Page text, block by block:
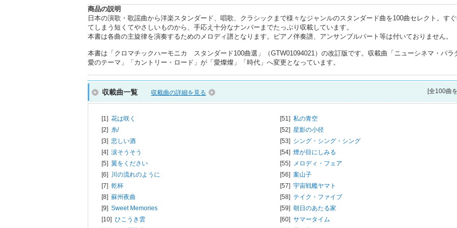
商品の説明
日本の演歌・歌謡曲から洋楽スタンダード、唱歌、クラシックまで様々なジャンルのスタンダード曲を100曲セレクト。す
てしまう短くてやさしいものから、手応え十分なナンバーまでたっぷり収載しています。
本書は各曲の主旋律を演奏するためのメロディ譜となります。ピアノ伴奏譜、アンサンブルパート等は付いておりません。
本書は「クロマチックハーモニカ スタンダード100曲選」（GTW01094021）の改訂版です。収載曲「ニューシネマ・パラ
愛のテーマ」「カントリー・ロード」が「愛燦燦」「時代」へ変更となっています。
収載曲一覧 収載曲の詳細を見る [全100曲
[1] 花は咲く
[2] 糸/
[3] 悲しい酒
[4] 涙そうそう
[5] 翼をください
[6] 川の流れのように
[7] 乾杯
[8] 蘇州夜曲
[9] Sweet Memories
[10] ひこうき雲
[51] 私の青空
[52] 星影の小径
[53] シング・シング・シング
[54] 煙が目にしみる
[55] メロディ・フェア
[56] 案山子
[57] 宇宙戦艦ヤマト
[58] テイク・ファイブ
[59] 朝日のあたる家
[60] サマータイム